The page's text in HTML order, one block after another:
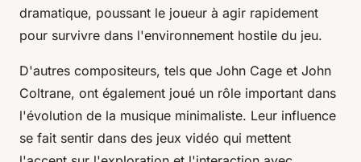
dramatique, poussant le joueur à agir rapidement
pour survivre dans l'environnement hostile du jeu.
D'autres compositeurs, tels que John Cage et John
Coltrane, ont également joué un rôle important dans
l'évolution de la musique minimaliste. Leur influence
se fait sentir dans des jeux vidéo qui mettent